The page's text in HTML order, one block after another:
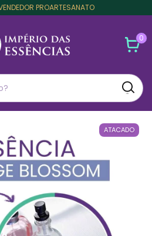
PROARTESANATO
0
ATACADO